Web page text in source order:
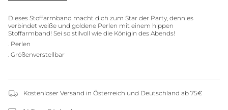
Dieses Stoffarmband macht dich zum Star der Party, denn es
verbindet weiße und goldene Perlen mit einem hippen
Stoffarmband! Sei so stilvoll wie die Königin des Abends!
. Perlen
. Größenverstellbar
Kostenloser Versand in Österreich und Deutschland ab 75€